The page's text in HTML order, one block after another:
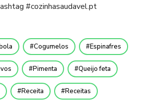
#cozinhasaudavel.pt
Cogumelos Espinafres
Pimenta Queijo feta
Receita Receitas